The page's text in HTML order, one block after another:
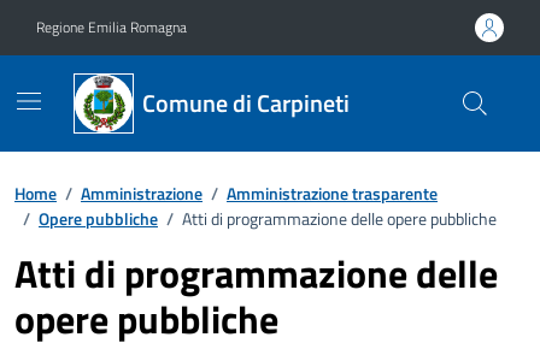
Regione Emilia Romagna
Comune di Carpineti
Home / Amministrazione / Amministrazione trasparente
/ Opere pubbliche / Atti di programmazione delle opere pubbliche
Atti di programmazione delle
opere pubbliche